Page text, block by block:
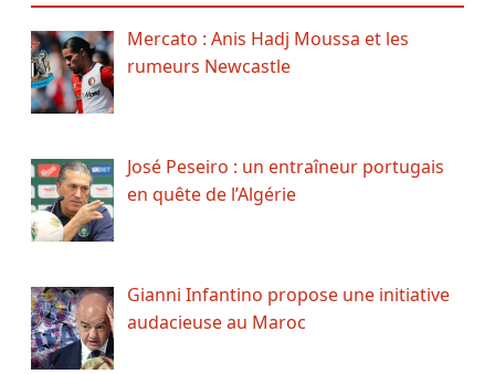
Mercato : Anis Hadj Moussa et les
rumeurs Newcastle
José Peseiro : un entraîneur portugais
en quête de l’Algérie
Gianni Infantino propose une initiative
audacieuse au Maroc